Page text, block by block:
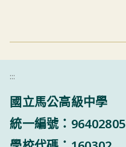
:::
國立馬公高級中學
統一編號：96402805